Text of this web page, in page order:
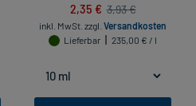
2,35 € 3,93 €
inkl. MwSt. zzgl. Versandkosten
Lieferbar
235,00 € / l